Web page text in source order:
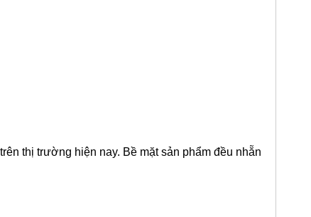
thị trường hiện nay. Bề mặt sản phẩm đều nhẵn